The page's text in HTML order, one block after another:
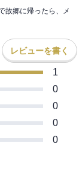
故郷に帰ったら、メ
レビューを書く
1
0
0
0
0